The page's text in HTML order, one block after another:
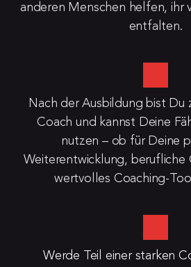
anderen Menschen helfen, ihr
entfalten.
Nach der Ausbildung bist Du
Coach und kannst Deine
nutzen – ob für Deine
Weiterentwicklung, berufliche
wertvolles Coaching-
Werde Teil einer starken